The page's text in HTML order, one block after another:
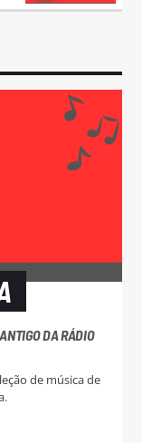
DA RÁDIO
de música de